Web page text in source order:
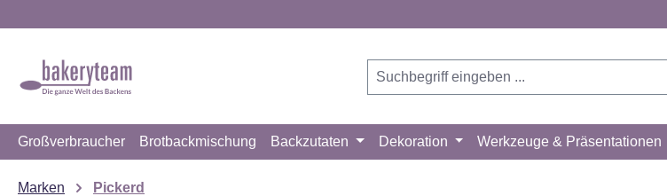
Großverbraucher Brotbackmischung Backzutaten Dekoration Werkzeuge & Präsentationen
Marken Pickerd